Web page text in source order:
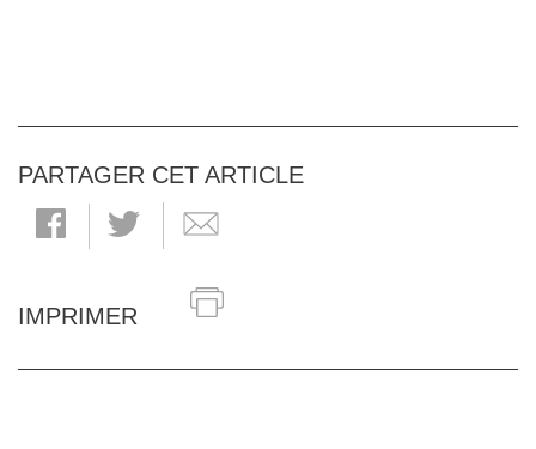
PARTAGER CET ARTICLE
IMPRIMER